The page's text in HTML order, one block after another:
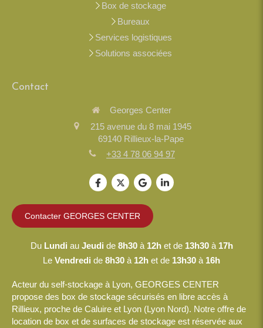
Box de stockage
Bureaux
Services logistiques
Solutions associées
Contact
Georges Center
215 avenue du 8 mai 1945
69140 Rillieux-la-Pape
+33 4 78 06 94 97
Contacter GEORGES CENTER
Du Lundi au Jeudi de 8h30à 12het de 13h30à 17h
Le Vendredi de 8h30 à 12h et de 13h30 à 16h
Acteur du self-stockage à Lyon, GEORGES CENTER
propose des box de stockage sécurisés en libre accès à
Rillieux, proche de Caluire et Lyon (Lyon Nord). Notre offre de
location de box et de surfaces de stockage est réservée aux